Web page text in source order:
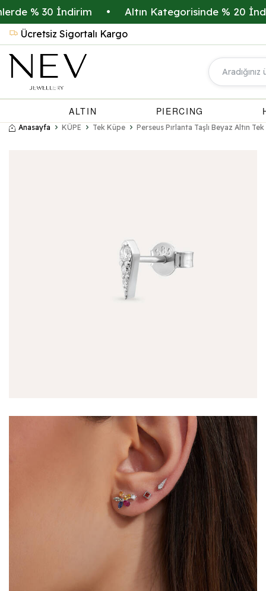
30 İndirim • Altın Kategorisinde % 20 İndirim •
Ücretsiz Sigortalı Kargo
ALTIN PIERCING
Anasayfa KÜPE Tek Küpe Perseus Pırlanta Taşlı Beyaz Altın